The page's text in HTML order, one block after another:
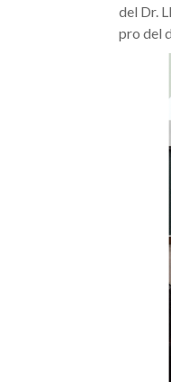
del Dr.
pro del